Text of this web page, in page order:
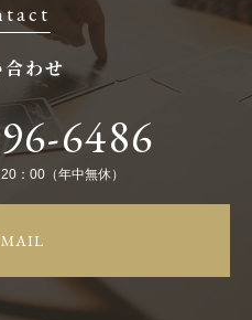
合わせ
6486
：00（年中無休）
MAIL